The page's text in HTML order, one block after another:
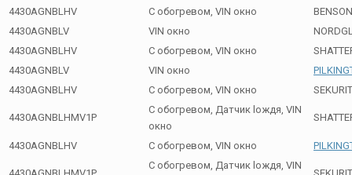
4430AGNBLHV
С обогревом, VIN окно
BENSON
4430AGNBLV
VIN окно
4430AGNBLHV
С обогревом, VIN окно
4430AGNBLV
VIN окно
4430AGNBLHV
С обогревом, VIN окно SEKURIT
4430AGNBLHMV1P
С обогревом, Датчик lождя, VIN
окно
4430AGNBLHV С обогревом, VIN окно
С обогревом, Датчик lождя, VIN